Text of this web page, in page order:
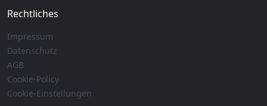
Rechtliches
Impressum
Datenschutz
AGB
Cookie-Policy
Cookie-Einstellungen